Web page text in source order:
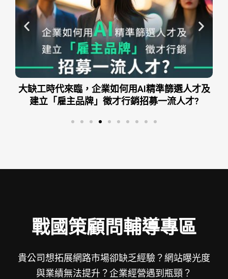
AI企業時代：用AI加速企業績效、精準控制成本
戰國策顧問輔導專區
貴公司想拓展網路市場卻缺乏經驗？網站曝光度
與業績無法提升？企業經營遇到瓶頸？